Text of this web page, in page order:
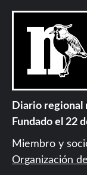
Diario regional
Fundado el 22
Miembro y
Organización